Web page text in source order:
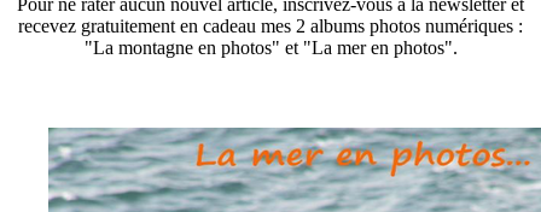
recevez gratuitement en cadeau mes 2 albums photos numériques :
"La montagne en photos" et "La mer en photos".